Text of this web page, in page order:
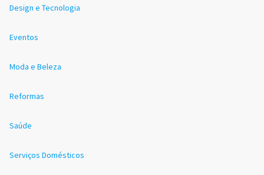
Design e Tecnologia
Eventos
Moda e Beleza
Reformas
Saúde
Serviços Domésticos